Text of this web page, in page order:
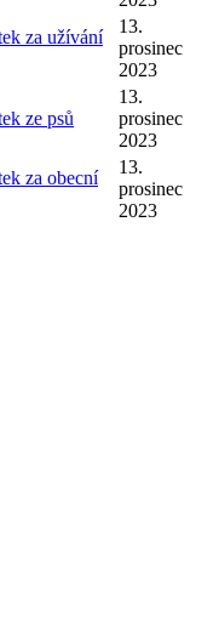
za užívání
13.
prosinec
2023
ze psů
13.
prosinec
2023
za obecní
13.
prosinec
2023